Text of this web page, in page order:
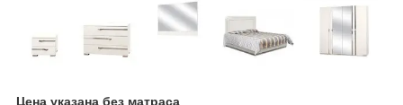
Цена указана без матраса